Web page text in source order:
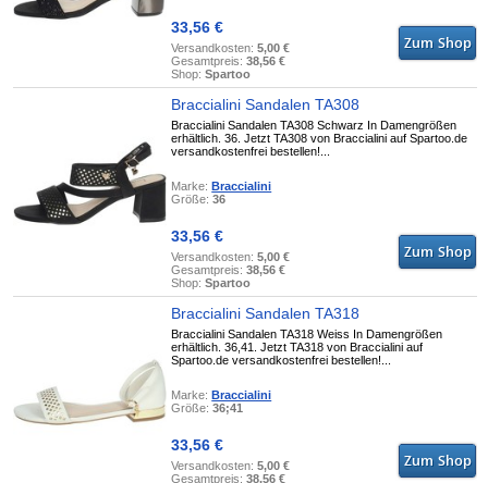
33,56 €
Versandkosten:5,00 €
Gesamtpreis:38,56 €
Shop:Spartoo
Braccialini Sandalen TA308
Braccialini Sandalen TA308 Schwarz In Damengrößen
erhältlich. 36. Jetzt TA308 von Braccialini auf Spartoo.de
versandkostenfrei bestellen!...
Marke:Braccialini
Größe:36
33,56 €
Versandkosten:5,00 €
Gesamtpreis:38,56 €
Shop:Spartoo
Braccialini Sandalen TA318
Braccialini Sandalen TA318 Weiss In Damengrößen
erhältlich. 36,41. Jetzt TA318 von Braccialini auf
Spartoo.de versandkostenfrei bestellen!...
Marke:Braccialini
Größe:36;41
33,56 €
Versandkosten:5,00 €
Gesamtpreis:38,56 €